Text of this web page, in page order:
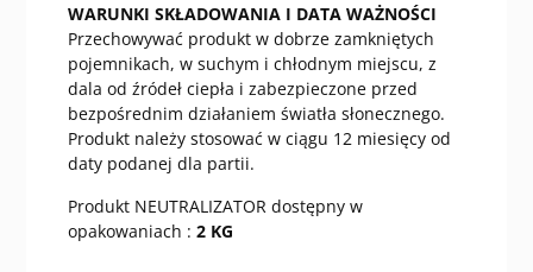
WARUNKI SKŁADOWANIA I DATA WAŻNOŚCI
Przechowywać produkt w dobrze zamkniętych
pojemnikach, w suchym i chłodnym miejscu, z
dala od źródeł ciepła i zabezpieczone przed
bezpośrednim działaniem światła słonecznego.
Produkt należy stosować w ciągu 12 miesięcy od
daty podanej dla partii.
Produkt NEUTRALIZATOR dostępny w
opakowaniach : 2 KG